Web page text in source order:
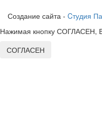
Создание сайта - Cтудия
Нажимая кнопку СОГЛАСЕН,
СОГЛАСЕН